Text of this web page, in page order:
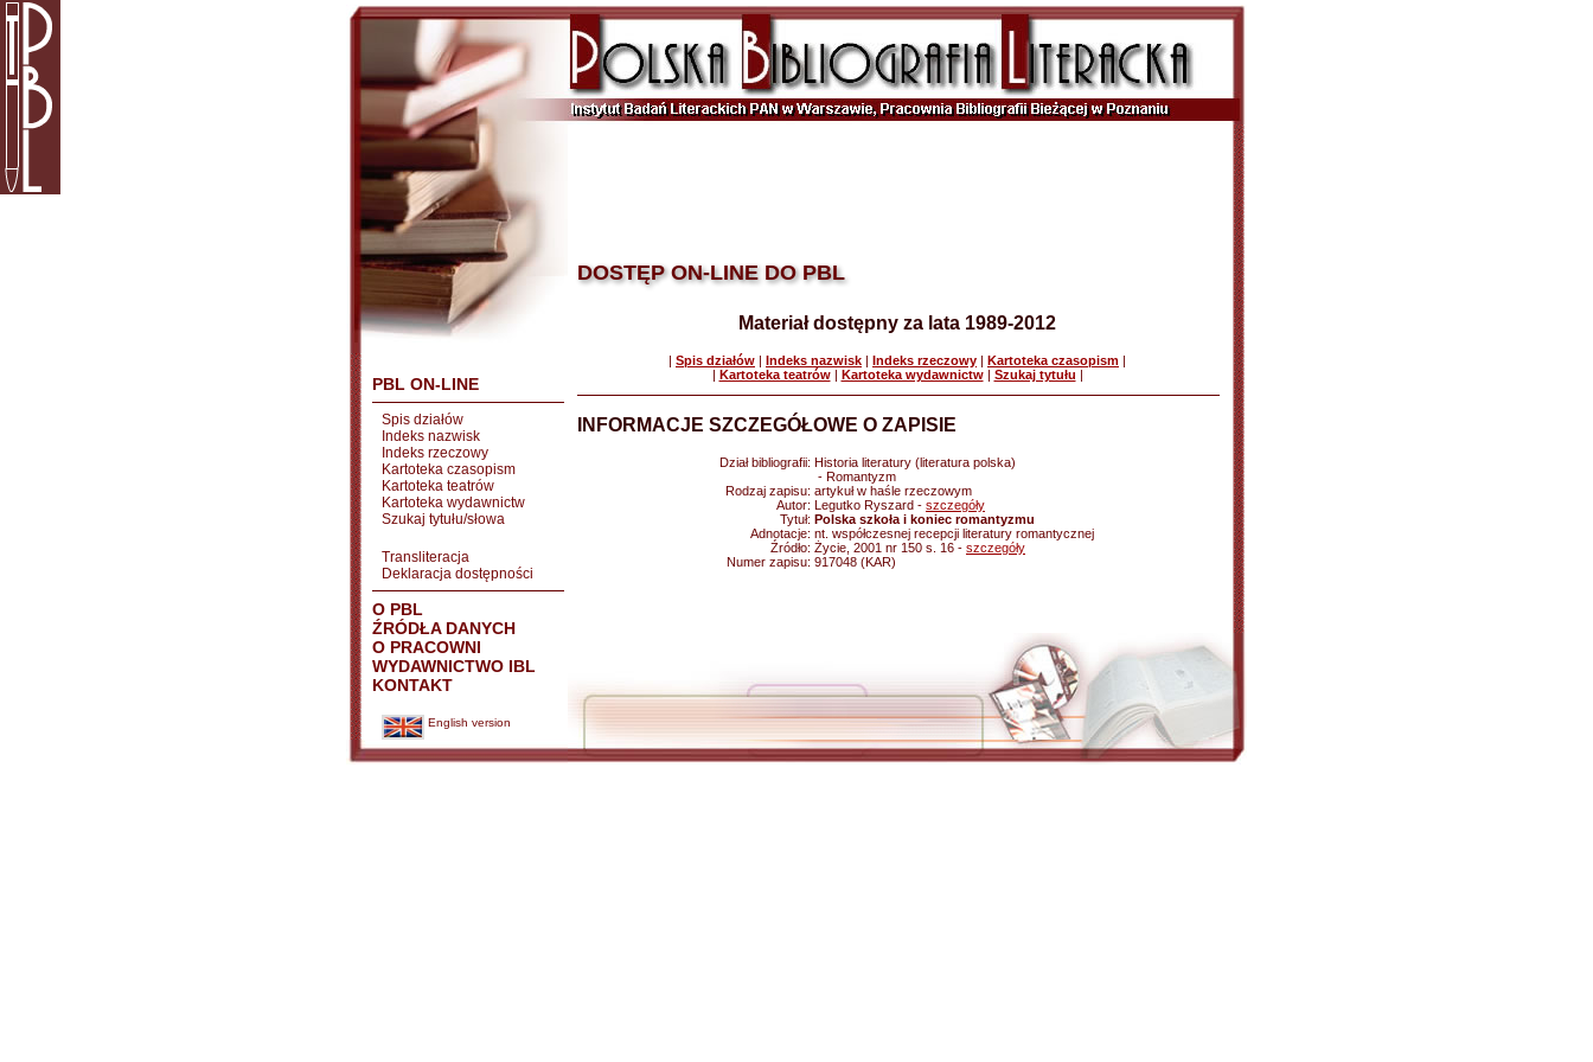
PBL ON-LINE
Spis działów
Indeks nazwisk
Indeks rzeczowy
Kartoteka czasopism
Kartoteka teatrów
Kartoteka wydawnictw
Szukaj tytułu/słowa
Transliteracja
Deklaracja dostępności
O PBL
ŹRÓDŁA DANYCH
O PRACOWNI
WYDAWNICTWO IBL
KONTAKT
English version
DOSTĘP ON-LINE DO PBL
Materiał dostępny za lata 1989-2012
| Spis działów | Indeks nazwisk | Indeks rzeczowy | Kartoteka czasopism |
| Kartoteka teatrów| Kartoteka wydawnictw| Szukaj tytułu |
INFORMACJE SZCZEGÓŁOWE O ZAPISIE
Dział bibliografii: Historia literatury (literatura polska)
- Romantyzm
Rodzaj zapisu: artykuł w haśle rzeczowym
Autor: Legutko Ryszard - szczegóły
Tytuł: Polska szkoła i koniec romantyzmu
Adnotacje: nt. współczesnej recepcji literatury romantycznej
Źródło: Życie, 2001 nr 150 s. 16 - szczegóły
Numer zapisu: 917048 (KAR)